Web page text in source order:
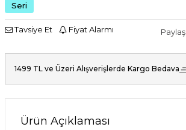
Seri
Tavsiye Et Fiyat Alarmı Paylaş
1499 TL ve Üzeri Alışverişlerde Kargo Bedava
Ürün Açıklaması